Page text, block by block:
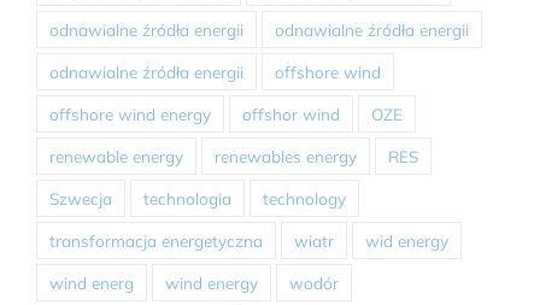
odnawialne źródła energii odnawialne źródła energii
odnawialne źródła energii offshore wind
offshore wind energy offshor wind OZE
renewable energy renewables energy RES
Szwecja technologia technology
transformacja energetyczna wiatr wid energy
wind energ wind energy wodór